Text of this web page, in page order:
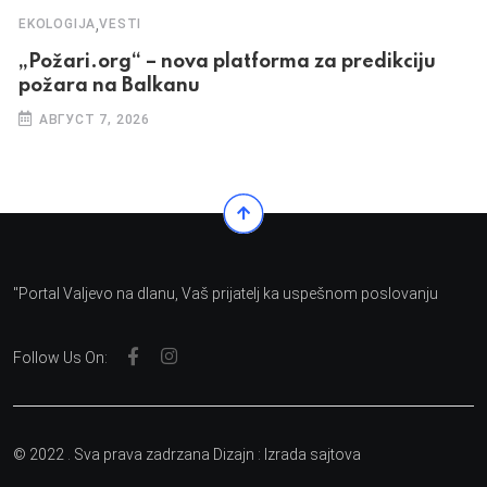
EKOLOGIJA,VESTI
„Požari.org“ – nova platforma za predikciju
požara na Balkanu
АВГУСТ 7, 2026
"Portal Valjevo na dlanu, Vaš prijatelj ka uspešnom poslovanju
Follow Us On:
© 2022 . Sva prava zadrzana Dizajn : Izrada sajtova